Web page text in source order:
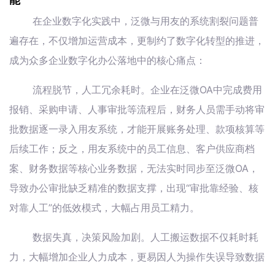
在企业数字化实践中，泛微与用友的系统割裂问题普
遍存在，不仅增加运营成本，更制约了数字化转型的推进，
成为众多企业数字化办公落地中的核心痛点：
流程脱节，人工冗余耗时。企业在泛微OA中完成费用
报销、采购申请、人事审批等流程后，财务人员需手动将审
批数据逐一录入用友系统，才能开展账务处理、款项核算等
后续工作；反之，用友系统中的员工信息、客户供应商档
案、财务数据等核心业务数据，无法实时同步至泛微OA，
导致办公审批缺乏精准的数据支撑，出现“审批靠经验、核
对靠人工”的低效模式，大幅占用员工精力。
数据失真，决策风险加剧。人工搬运数据不仅耗时耗
力，大幅增加企业人力成本，更易因人为操作失误导致数据